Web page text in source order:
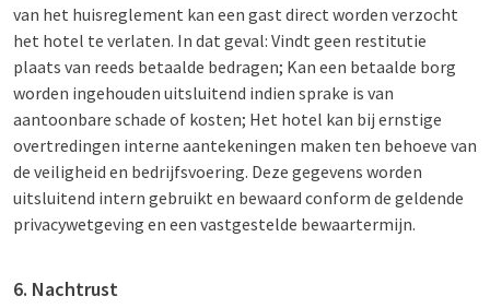
van het huisreglement kan een gast direct worden verzocht
het hotel te verlaten. In dat geval: Vindt geen restitutie
plaats van reeds betaalde bedragen; Kan een betaalde borg
worden ingehouden uitsluitend indien sprake is van
aantoonbare schade of kosten; Het hotel kan bij ernstige
overtredingen interne aantekeningen maken ten behoeve van
de veiligheid en bedrijfsvoering. Deze gegevens worden
uitsluitend intern gebruikt en bewaard conform de geldende
privacywetgeving en een vastgestelde bewaartermijn.
6. Nachtrust